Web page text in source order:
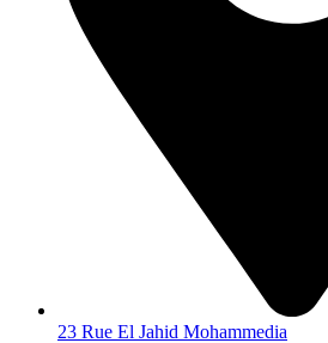
23 Rue El Jahid Mohammedia